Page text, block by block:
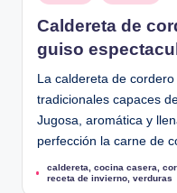
en
Caldereta de
guiso
La caldereta de
tradicionales capaces
Jugosa, aromática y
perfección la carne de
Etiquetas:
caldereta, cocina casera,
receta de invierno, verduras